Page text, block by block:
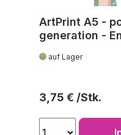
ArtPrint A5 -
generation -
auf Lager
Regulärer Preis:
3,75 €